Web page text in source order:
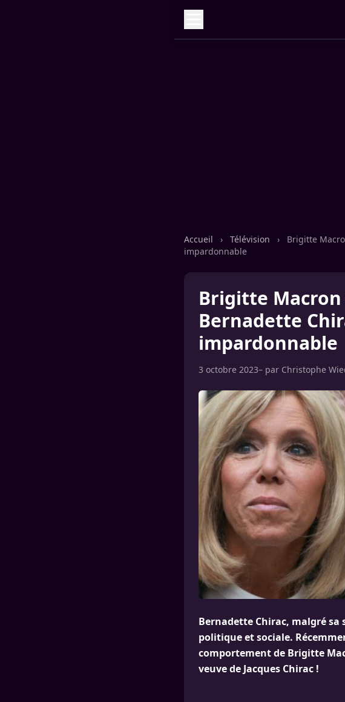
Accueil › Télévision ›
Brigitte
impardonnable
Brigitte
Bernadette
impardonnable
3 octobre 2023– par Christophe
Bernadette Chirac, malgré sa
politique et sociale.
comportement de Brigitte
veuve de Jacques Chirac !